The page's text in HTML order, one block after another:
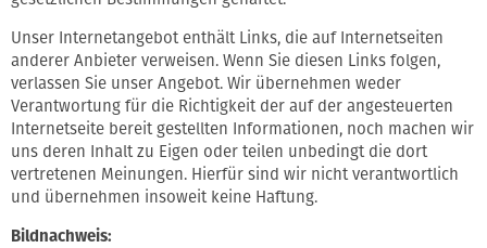
Unser Internetangebot enthält Links, die auf Internetseiten
anderer Anbieter verweisen. Wenn Sie diesen Links folgen,
verlassen Sie unser Angebot. Wir übernehmen weder
Verantwortung für die Richtigkeit der auf der angesteuerten
Internetseite bereit gestellten Informationen, noch machen wir
uns deren Inhalt zu Eigen oder teilen unbedingt die dort
vertretenen Meinungen. Hierfür sind wir nicht verantwortlich
und übernehmen insoweit keine Haftung.
Bildnachweis: